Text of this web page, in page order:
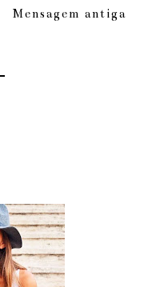
Mensagem antiga